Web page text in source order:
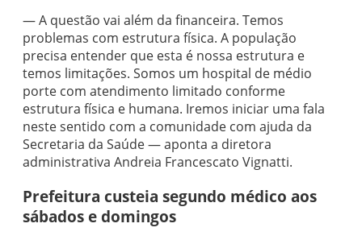
— A questão vai além da financeira. Temos
problemas com estrutura física. A população
precisa entender que esta é nossa estrutura e
temos limitações. Somos um hospital de médio
porte com atendimento limitado conforme
estrutura física e humana. Iremos iniciar uma fala
neste sentido com a comunidade com ajuda da
Secretaria da Saúde — aponta a diretora
administrativa Andreia Francescato Vignatti.
Prefeitura custeia segundo médico aos
sábados e domingos